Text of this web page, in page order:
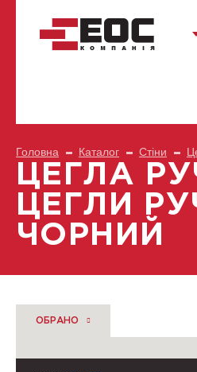
Головна Каталог Cтіни
ЦЕГЛА
ЦЕГЛИ
ЧОРНИЙ
ОБРАНО